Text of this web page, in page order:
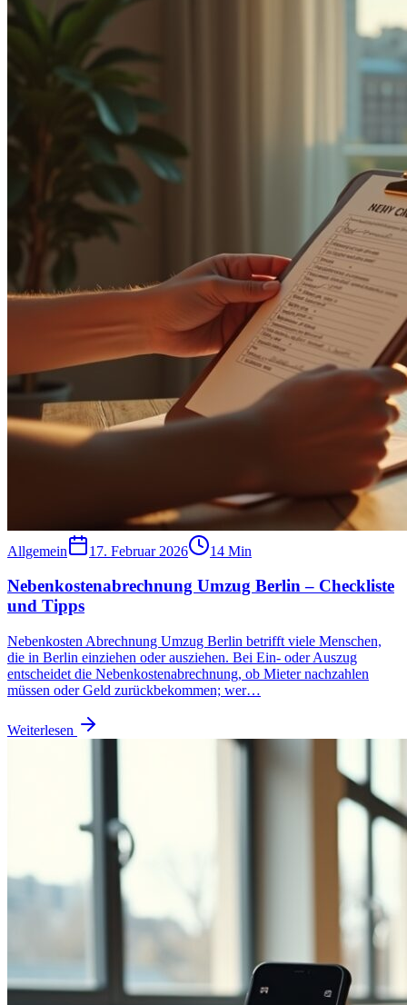
Allgemein 17. Februar 2026 14 Min
Nebenkostenabrechnung Umzug Berlin – Checkliste
und Tipps
Nebenkosten Abrechnung Umzug Berlin betrifft viele Menschen,
die in Berlin einziehen oder ausziehen. Bei Ein- oder Auszug
entscheidet die Nebenkostenabrechnung, ob Mieter nachzahlen
müssen oder Geld zurückbekommen; wer…
Weiterlesen